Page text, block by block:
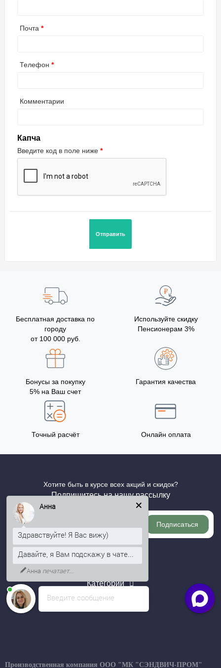
Почта
Телефон
Комментарии
Капча
Введите код в поле ниже
Бесплатная доставка по
городу
от 100 000 руб.
Используйте скидку
Пенсионерам 3%
Бонусы за покупку
5% на Ваш счет
Гарантия качества
Точный расчёт Онлайн оплата
Хотите быть в курсе всех акций и скидок?
Подпишитесь на нашу рассылку
Подписаться
Информация
Категории
Личный кабинет
Производственная компания ООО "МК "СЭНДВИЧ-ПРОМ"
Введите сообщение
Анна
Здравствуйте! Я Вас вижу)
Давайте, я Вам подскажу в чате...
Анна печатает...